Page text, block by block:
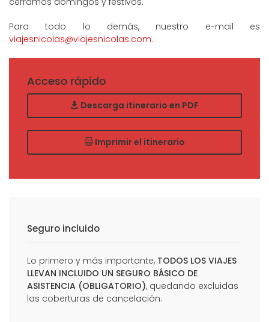
Para todo lo demás, nuestro e-mail es
viajesnicolas@viajesnicolas.com.
Acceso rápido
Descarga itinerario en PDF
Imprimir el itinerario
Seguro incluido
Lo primero y más importante, TODOS LOS VIAJES
LLEVAN INCLUIDO UN SEGURO BÁSICO DE
ASISTENCIA (OBLIGATORIO), quedando excluidas
las coberturas de cancelación.